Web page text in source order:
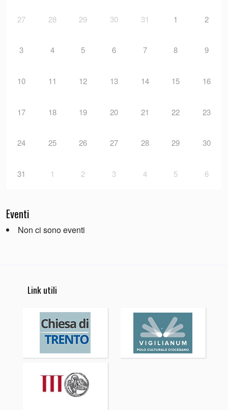
27 28 29 30 31 1 2
3 4 5 6 7 8 9
10 11 12 13 14 15 16
17 18 19 20 21 22 23
24 25 26 27 28 29 30
31 1 2 3 4 5 6
Eventi
Non ci sono eventi
Link utili